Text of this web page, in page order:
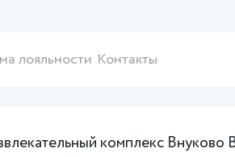
лояльности Контакты
комплекс Внуково